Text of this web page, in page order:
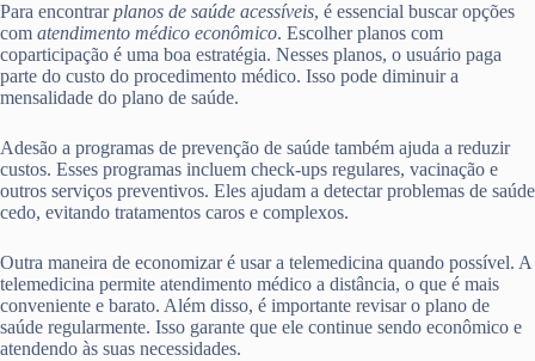
Para encontrarplanos de saúde acessíveis, é essencial buscar opções
com atendimento médico econômico. Escolher planos com
coparticipação é uma boa estratégia. Nesses planos, o usuário paga
parte do custo do procedimento médico. Isso pode diminuir a
mensalidade do plano de saúde.
Adesão a programas de prevenção de saúde também ajuda a reduzir
custos. Esses programas incluem check-ups regulares, vacinação e
outros serviços preventivos. Eles ajudam a detectar problemas de saúde
cedo, evitando tratamentos caros e complexos.
Outra maneira de economizar é usar a telemedicina quando possível. A
telemedicina permite atendimento médico a distância, o que é mais
conveniente e barato. Além disso, é importante revisar o plano de
saúde regularmente. Isso garante que ele continue sendo econômico e
atendendo às suas necessidades.